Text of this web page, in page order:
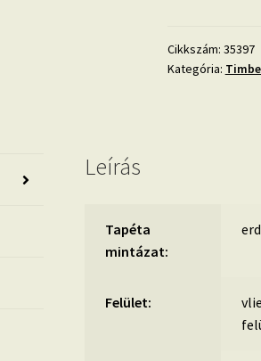
mennyiség
Cikkszám: 35397
Kategória:
Leírás
Tapéta
mintázat:
Felület: